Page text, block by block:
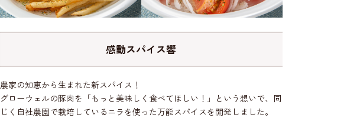
感動スパイス響
農家の知恵から生まれた新スパイス！
グローウェルの豚肉を「もっと美味しく食べてほしい！」という想いで、同
じく自社農園で栽培しているニラを使った万能スパイスを開発しました。